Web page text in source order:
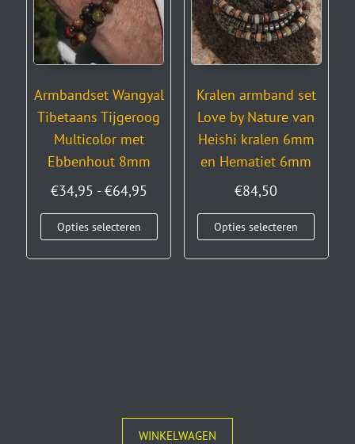
Armbandset Wangyal
Tibetaans Tijgeroog
Multicolor met
Ebbenhout 8mm
€34,95 - €64,95
Opties selecteren
Kralen armband set
Love by Nature van
Heishi kralen 6mm
en Hematiet 6mm
€84,50
Opties selecteren
WINKELWAGEN